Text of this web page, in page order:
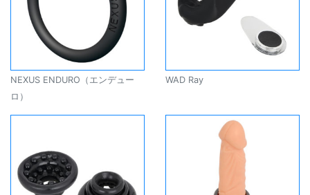
NEXUS ENDURO（エンデュー
ロ）
WAD Ray